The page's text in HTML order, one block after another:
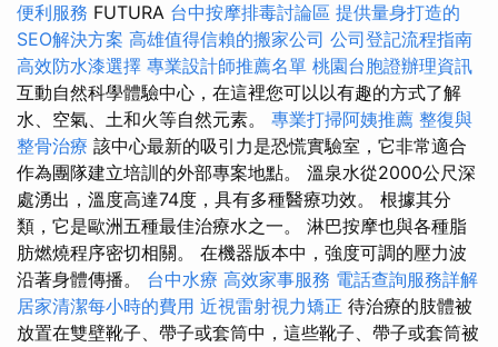
便利服務 FUTURA 台中按摩排毒討論區 提供量身打造的
SEO解決方案 高雄值得信賴的搬家公司 公司登記流程指南
高效防水漆選擇 專業設計師推薦名單 桃園台胞證辦理資訊
互動自然科學體驗中心，在這裡您可以以有趣的方式了解
水、空氣、土和火等自然元素。 專業打掃阿姨推薦 整復與
整骨治療 該中心最新的吸引力是恐慌實驗室，它非常適合
作為團隊建立培訓的外部專案地點。 溫泉水從2000公尺深
處湧出，溫度高達74度，具有多種醫療功效。 根據其分
類，它是歐洲五種最佳治療水之一。 淋巴按摩也與各種脂
肪燃燒程序密切相關。 在機器版本中，強度可調的壓力波
沿著身體傳播。 台中水療 高效家事服務 電話查詢服務詳解
居家清潔每小時的費用 近視雷射視力矯正 待治療的肢體被
放置在雙壁靴子、帶子或套筒中，這些靴子、帶子或套筒被